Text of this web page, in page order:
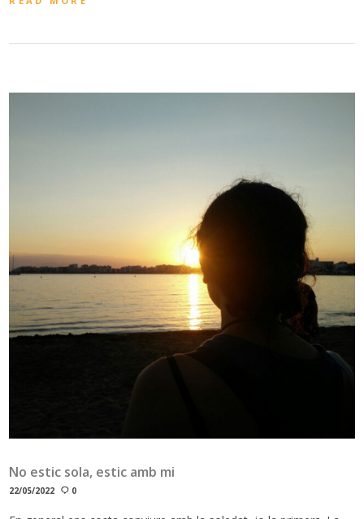
No estic sola, estic amb mi
22/05/2022 0